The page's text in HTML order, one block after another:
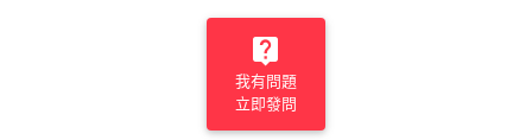
我有問題
立即發問